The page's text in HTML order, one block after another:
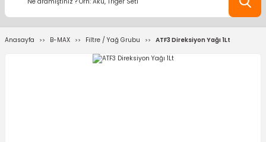
Anasayfa B-MAX Filtre / Yağ Grubu ATF3 Direksiyon Yağı 1Lt